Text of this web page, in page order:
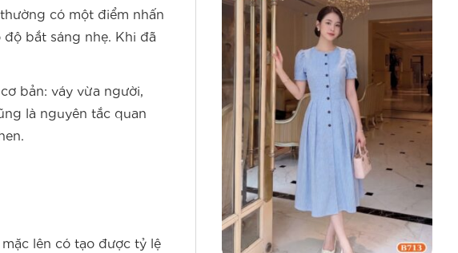
có một điểm nhấn
bắt sáng nhẹ. Khi đã
bản: váy vừa người,
là nguyên tắc quan
lên có tạo được tỷ lệ